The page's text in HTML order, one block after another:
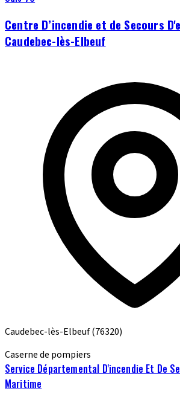
Centre D’incendie et de Secours
Caudebec-lès-Elbeuf
Caudebec-lès-Elbeuf(76320)
Caserne de pompiers
Service Départemental D'incendie Et De
Maritime